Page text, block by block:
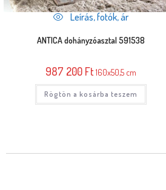
Leírás, fotók, ár
ANTICA dohányzóasztal 591538
987 200 Ft160x50,5 cm
Rögtön a kosárba teszem